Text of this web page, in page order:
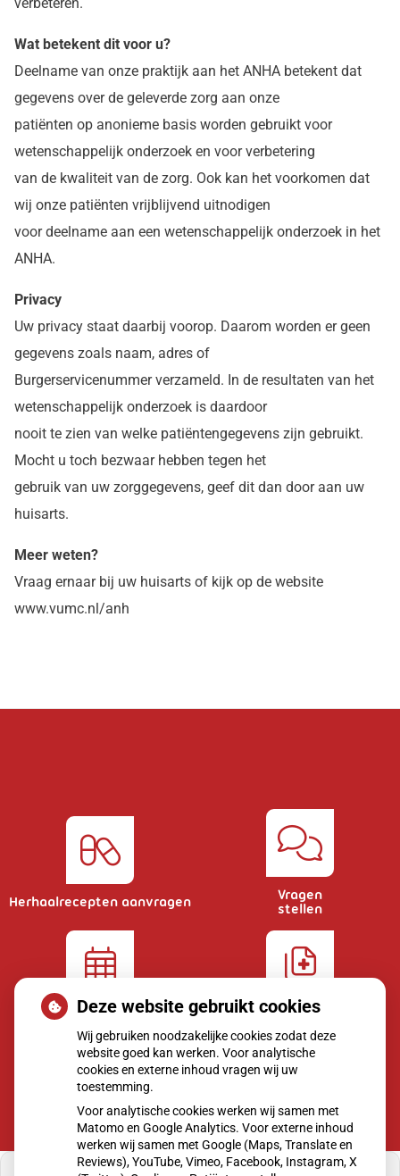
Wat betekent dit voor u?
Deelname van onze praktijk aan het ANHA betekent dat
gegevens over de geleverde zorg aan onze
patiënten op anonieme basis worden gebruikt voor
wetenschappelijk onderzoek en voor verbetering
van de kwaliteit van de zorg. Ook kan het voorkomen dat
wij onze patiënten vrijblijvend uitnodigen
voor deelname aan een wetenschappelijk onderzoek in het
ANHA.
Privacy
Uw privacy staat daarbij voorop. Daarom worden er geen
gegevens zoals naam, adres of
Burgerservicenummer verzameld. In de resultaten van het
wetenschappelijk onderzoek is daardoor
nooit te zien van welke patiëntengegevens zijn gebruikt.
Mocht u toch bezwaar hebben tegen het
gebruik van uw zorggegevens, geef dit dan door aan uw
huisarts.
Meer weten?
Vraag ernaar bij uw huisarts of kijk op de website
www.vumc.nl/anh
Herhaalrecepten aanvragen
Vragen
stellen
Afspraken
maken
Dossier
bekijken
Deze website gebruikt cookies
Wij gebruiken noodzakelijke cookies zodat deze
website goed kan werken. Voor analytische
cookies en externe inhoud vragen wij uw
toestemming.
Voor analytische cookies werken wij samen met
Matomo en Google Analytics. Voor externe inhoud
werken wij samen met Google (Maps, Translate en
Reviews), YouTube, Vimeo, Facebook, Instagram, X